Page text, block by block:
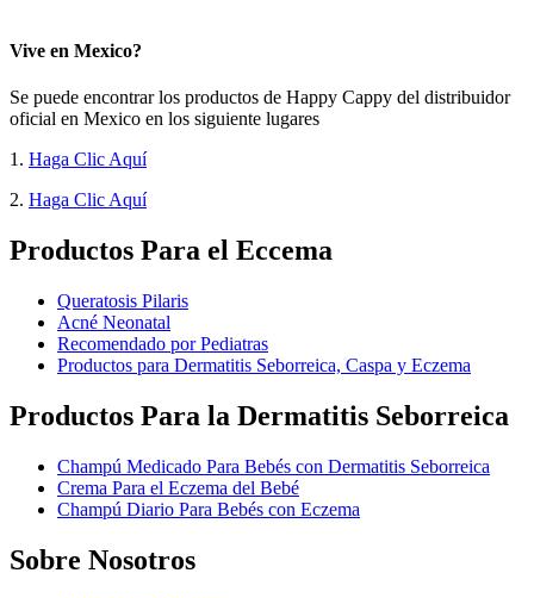
Vive en Mexico?
Se puede encontrar los productos de Happy Cappy del distribuidor
oficial en Mexico en los siguiente lugares
1. Haga Clic Aquí
2. Haga Clic Aquí
Productos Para el Eccema
Queratosis Pilaris
Acné Neonatal
Recomendado por Pediatras
Productos para Dermatitis Seborreica, Caspa y Eczema
Productos Para la Dermatitis Seborreica
Champú Medicado Para Bebés con Dermatitis Seborreica
Crema Para el Eczema del Bebé
Champú Diario Para Bebés con Eczema
Sobre Nosotros